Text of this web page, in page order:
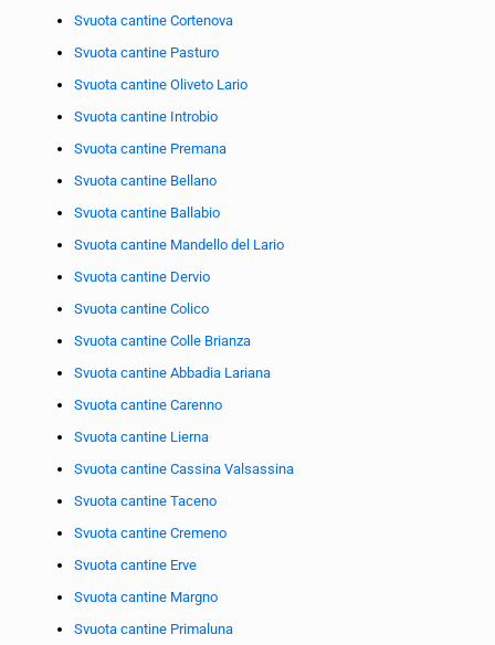
Svuota cantine Cortenova
Svuota cantine Pasturo
Svuota cantine Oliveto Lario
Svuota cantine Introbio
Svuota cantine Premana
Svuota cantine Bellano
Svuota cantine Ballabio
Svuota cantine Mandello del Lario
Svuota cantine Dervio
Svuota cantine Colico
Svuota cantine Colle Brianza
Svuota cantine Abbadia Lariana
Svuota cantine Carenno
Svuota cantine Lierna
Svuota cantine Cassina Valsassina
Svuota cantine Taceno
Svuota cantine Cremeno
Svuota cantine Erve
Svuota cantine Margno
Svuota cantine Primaluna